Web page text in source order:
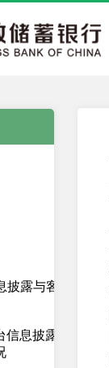
披露与客
息披露及